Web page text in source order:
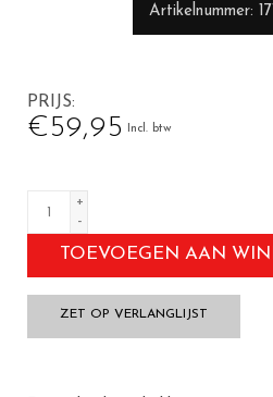
Artikelnummer
PRIJS
€59,95 Incl. btw
+
-
TOEVOEGEN AAN
ZET OP VERLANGLIJST